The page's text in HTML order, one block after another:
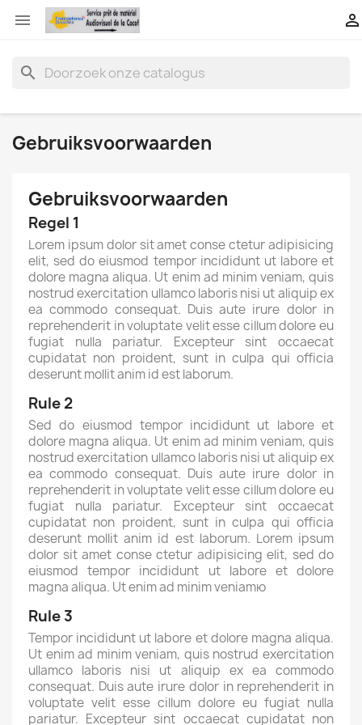
 
search
Gebruiksvoorwaarden
Gebruiksvoorwaarden
Regel 1
Lorem ipsum dolor sit amet conse ctetur adipisicing
elit, sed do eiusmod tempor incididunt ut labore et
dolore magna aliqua. Ut enim ad minim veniam, quis
nostrud exercitation ullamco laboris nisi ut aliquip ex
ea commodo consequat. Duis aute irure dolor in
reprehenderit in voluptate velit esse cillum dolore eu
fugiat nulla pariatur. Excepteur sint occaecat
cupidatat non proident, sunt in culpa qui officia
deserunt mollit anim id est laborum.
Rule 2
Sed do eiusmod tempor incididunt ut labore et
dolore magna aliqua. Ut enim ad minim veniam, quis
nostrud exercitation ullamco laboris nisi ut aliquip ex
ea commodo consequat. Duis aute irure dolor in
reprehenderit in voluptate velit esse cillum dolore eu
fugiat nulla pariatur. Excepteur sint occaecat
cupidatat non proident, sunt in culpa qui officia
deserunt mollit anim id est laborum. Lorem ipsum
dolor sit amet conse ctetur adipisicing elit, sed do
eiusmod tempor incididunt ut labore et dolore
magna aliqua. Ut enim ad minim veniamю
Rule 3
Tempor incididunt ut labore et dolore magna aliqua.
Ut enim ad minim veniam, quis nostrud exercitation
ullamco laboris nisi ut aliquip ex ea commodo
consequat. Duis aute irure dolor in reprehenderit in
voluptate velit esse cillum dolore eu fugiat nulla
pariatur. Excepteur sint occaecat cupidatat non